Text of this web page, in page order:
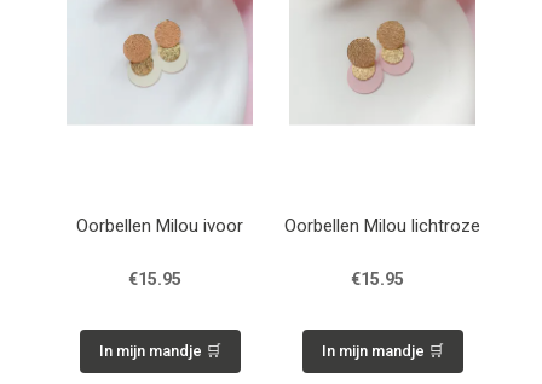
Oorbellen Milou ivoor
€15.95
In mijn mandje 🛒
Oorbellen Milou lichtroze
€15.95
In mijn mandje 🛒